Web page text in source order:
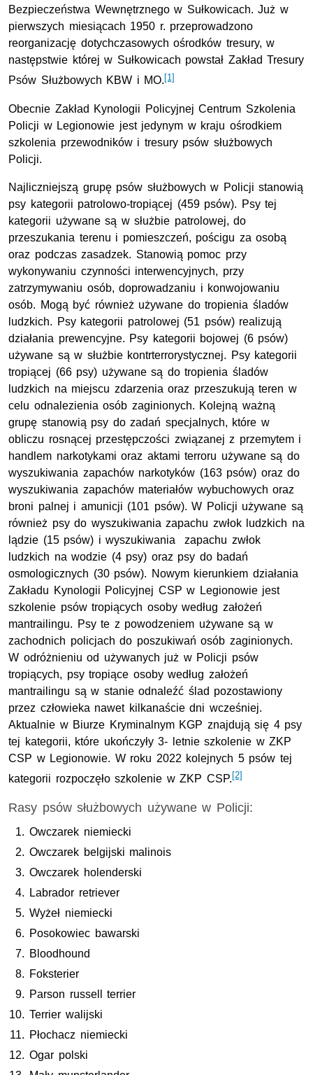
Bezpieczeństwa Wewnętrznego w Sułkowicach. Już w
pierwszych miesiącach 1950 r. przeprowadzono
reorganizację dotychczasowych ośrodków tresury, w
następstwie której w Sułkowicach powstał Zakład Tresury
Psów Służbowych KBW i MO.[1]
Obecnie Zakład Kynologii Policyjnej Centrum Szkolenia
Policji w Legionowie jest jedynym w kraju ośrodkiem
szkolenia przewodników i tresury psów służbowych
Policji.
Najliczniejszą grupę psów służbowych w Policji stanowią
psy kategorii patrolowo-tropiącej (459 psów). Psy tej
kategorii używane są w służbie patrolowej, do
przeszukania terenu i pomieszczeń, pościgu za osobą
oraz podczas zasadzek. Stanowią pomoc przy
wykonywaniu czynności interwencyjnych, przy
zatrzymywaniu osób, doprowadzaniu i konwojowaniu
osób. Mogą być również używane do tropienia śladów
ludzkich. Psy kategorii patrolowej (51 psów) realizują
działania prewencyjne. Psy kategorii bojowej (6 psów)
używane są w służbie kontrterrorystycznej. Psy kategorii
tropiącej (66 psy) używane są do tropienia śladów
ludzkich na miejscu zdarzenia oraz przeszukują teren w
celu odnalezienia osób zaginionych. Kolejną ważną
grupę stanowią psy do zadań specjalnych, które w
obliczu rosnącej przestępczości związanej z przemytem i
handlem narkotykami oraz aktami terroru używane są do
wyszukiwania zapachów narkotyków (163 psów) oraz do
wyszukiwania zapachów materiałów wybuchowych oraz
broni palnej i amunicji (101 psów). W Policji używane są
również psy do wyszukiwania zapachu zwłok ludzkich na
lądzie (15 psów) i wyszukiwania zapachu zwłok
ludzkich na wodzie (4 psy) oraz psy do badań
osmologicznych (30 psów). Nowym kierunkiem działania
Zakładu Kynologii Policyjnej CSP w Legionowie jest
szkolenie psów tropiących osoby według założeń
mantrailingu. Psy te z powodzeniem używane są w
zachodnich policjach do poszukiwań osób zaginionych.
W odróżnieniu od używanych już w Policji psów
tropiących, psy tropiące osoby według założeń
mantrailingu są w stanie odnaleźć ślad pozostawiony
przez człowieka nawet kilkanaście dni wcześniej.
Aktualnie w Biurze Kryminalnym KGP znajdują się 4 psy
tej kategorii, które ukończyły 3- letnie szkolenie w ZKP
CSP w Legionowie. W roku 2022 kolejnych 5 psów tej
kategorii rozpoczęło szkolenie w ZKP CSP.[2]
Rasy psów służbowych używane w Policji:
Owczarek niemiecki
Owczarek belgijski malinois
Owczarek holenderski
Labrador retriever
Wyżeł niemiecki
Posokowiec bawarski
Bloodhound
Foksterier
Parson russell terrier
Terrier walijski
Płochacz niemiecki
Ogar polski